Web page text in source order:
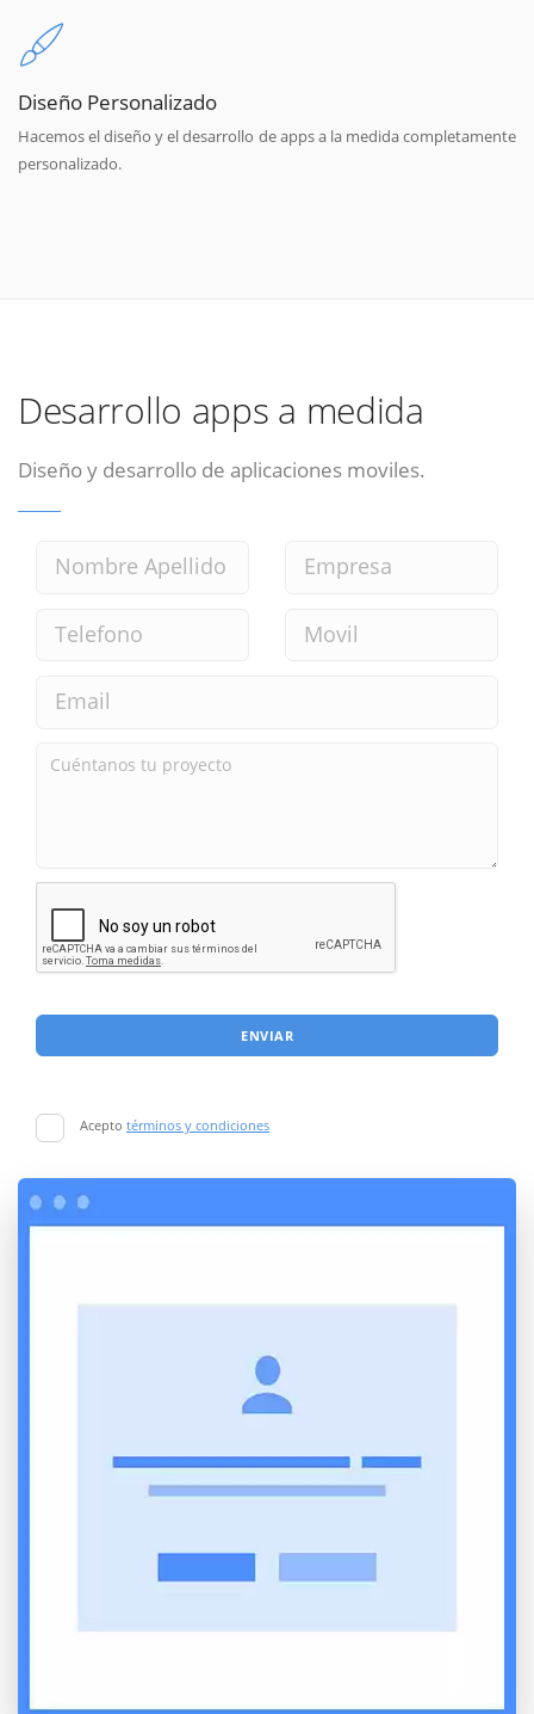
Diseño Personalizado
Hacemos el diseño y el desarrollo de apps a la medida completamente
personalizado.
Desarrollo apps a medida
Diseño y desarrollo de aplicaciones moviles.
ENVIAR
Acepto términos y condiciones